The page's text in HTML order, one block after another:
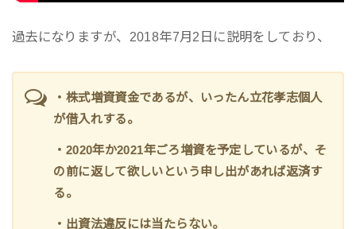
過去になりますが、2018年7月2日に説明をしており、
・株式増資資金であるが、いったん立花孝志個人
が借入れする。
・2020年か2021年ごろ増資を予定しているが、そ
の前に返して欲しいという申し出があれば返済す
る。
・出資法違反には当たらない。